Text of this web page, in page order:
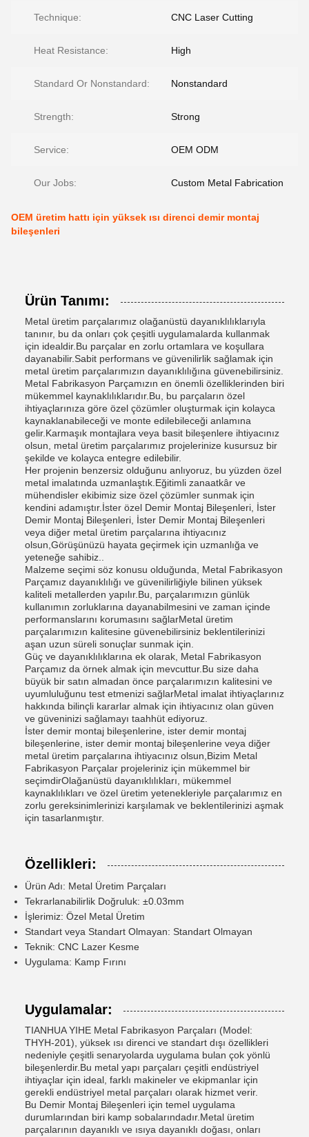
Technique: CNC Laser Cutting
Heat Resistance: High
Standard Or Nonstandard: Nonstandard
Strength: Strong
Service: OEM ODM
Our Jobs: Custom Metal Fabrication
OEM üretim hattı için yüksek ısı direnci demir montaj
bileşenleri
Ürün Tanımı:
Metal üretim parçalarımız olağanüstü dayanıklılıklarıyla
tanınır, bu da onları çok çeşitli uygulamalarda kullanmak
için idealdir.Bu parçalar en zorlu ortamlara ve koşullara
dayanabilir.Sabit performans ve güvenilirlik sağlamak için
metal üretim parçalarımızın dayanıklılığına güvenebilirsiniz.
Metal Fabrikasyon Parçamızın en önemli özelliklerinden biri
mükemmel kaynaklılıklarıdır.Bu, bu parçaların özel
ihtiyaçlarınıza göre özel çözümler oluşturmak için kolayca
kaynaklanabileceği ve monte edilebileceği anlamına
gelir.Karmaşık montajlara veya basit bileşenlere ihtiyacınız
olsun, metal üretim parçalarımız projelerinize kusursuz bir
şekilde ve kolayca entegre edilebilir.
Her projenin benzersiz olduğunu anlıyoruz, bu yüzden özel
metal imalatında uzmanlaştık.Eğitimli zanaatkâr ve
mühendisler ekibimiz size özel çözümler sunmak için
kendini adamıştır.İster özel Demir Montaj Bileşenleri, İster
Demir Montaj Bileşenleri, İster Demir Montaj Bileşenleri
veya diğer metal üretim parçalarına ihtiyacınız
olsun,Görüşünüzü hayata geçirmek için uzmanlığa ve
yeteneğe sahibiz..
Malzeme seçimi söz konusu olduğunda, Metal Fabrikasyon
Parçamız dayanıklılığı ve güvenilirliğiyle bilinen yüksek
kaliteli metallerden yapılır.Bu, parçalarımızın günlük
kullanımın zorluklarına dayanabilmesini ve zaman içinde
performanslarını korumasını sağlarMetal üretim
parçalarımızın kalitesine güvenebilirsiniz beklentilerinizi
aşan uzun süreli sonuçlar sunmak için.
Güç ve dayanıklılıklarına ek olarak, Metal Fabrikasyon
Parçamız da örnek almak için mevcuttur.Bu size daha
büyük bir satın almadan önce parçalarımızın kalitesini ve
uyumluluğunu test etmenizi sağlarMetal imalat ihtiyaçlarınız
hakkında bilinçli kararlar almak için ihtiyacınız olan güven
ve güveninizi sağlamayı taahhüt ediyoruz.
İster demir montaj bileşenlerine, ister demir montaj
bileşenlerine, ister demir montaj bileşenlerine veya diğer
metal üretim parçalarına ihtiyacınız olsun,Bizim Metal
Fabrikasyon Parçalar projeleriniz için mükemmel bir
seçimdirOlağanüstü dayanıklılıkları, mükemmel
kaynaklılıkları ve özel üretim yetenekleriyle parçalarımız en
zorlu gereksinimlerinizi karşılamak ve beklentilerinizi aşmak
için tasarlanmıştır.
Özellikleri:
Ürün Adı: Metal Üretim Parçaları
Tekrarlanabilirlik Doğruluk: ±0.03mm
İşlerimiz: Özel Metal Üretim
Standart veya Standart Olmayan: Standart Olmayan
Teknik: CNC Lazer Kesme
Uygulama: Kamp Fırını
Uygulamalar:
TIANHUA YIHE Metal Fabrikasyon Parçaları (Model:
THYH-201), yüksek ısı direnci ve standart dışı özellikleri
nedeniyle çeşitli senaryolarda uygulama bulan çok yönlü
bileşenlerdir.Bu metal yapı parçaları çeşitli endüstriyel
ihtiyaçlar için ideal, farklı makineler ve ekipmanlar için
gerekli endüstriyel metal parçaları olarak hizmet verir.
Bu Demir Montaj Bileşenleri için temel uygulama
durumlarından biri kamp sobalarındadır.Metal üretim
parçalarının dayanıklı ve ısıya dayanıklı doğası, onları